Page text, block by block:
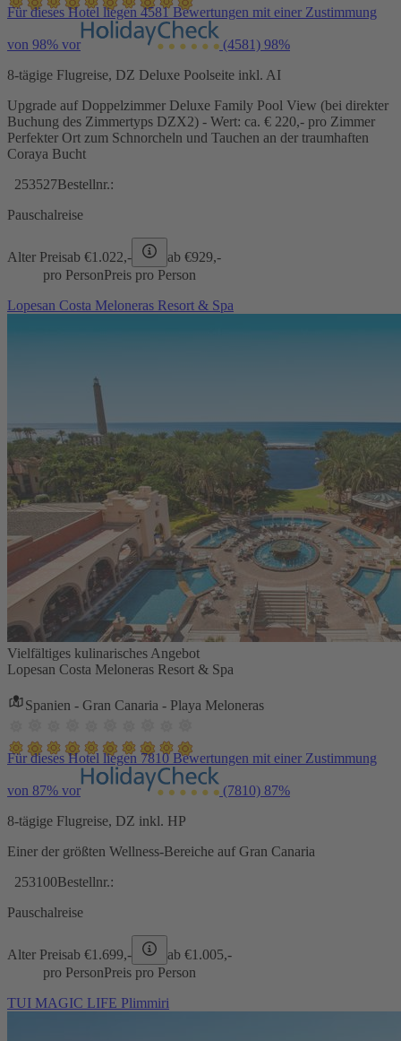
Für dieses Hotel liegen 4581 Bewertungen mit einer Zustimmung
von 98% vor (4581) 98%
8-tägige Flugreise, DZ Deluxe Poolseite inkl. AI
Upgrade auf Doppelzimmer Deluxe Family Pool View (bei direkter
Buchung des Zimmertyps DZX2) - Wert: ca. € 220,- pro Zimmer
Perfekter Ort zum Schnorcheln und Tauchen an der traumhaften
Coraya Bucht
253527Bestellnr.:
Pauschalreise
Alter Preisab €1.022,- ab €929,-
pro PersonPreis pro Person
Lopesan Costa Meloneras Resort & Spa
Vielfältiges kulinarisches Angebot
Lopesan Costa Meloneras Resort & Spa
Spanien - Gran Canaria - Playa Meloneras
Für dieses Hotel liegen 7810 Bewertungen mit einer Zustimmung
von 87% vor (7810) 87%
8-tägige Flugreise, DZ inkl. HP
Einer der größten Wellness-Bereiche auf Gran Canaria
253100Bestellnr.:
Pauschalreise
Alter Preisab €1.699,- ab €1.005,-
pro PersonPreis pro Person
TUI MAGIC LIFE Plimmiri